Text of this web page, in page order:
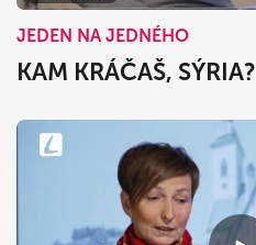
JEDEN NA JEDNÉHO
KAM KRÁČAŠ, SÝRIA?